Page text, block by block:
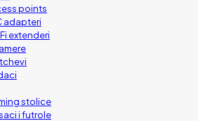
points
adapteri
extenderi
stolice
i futrole